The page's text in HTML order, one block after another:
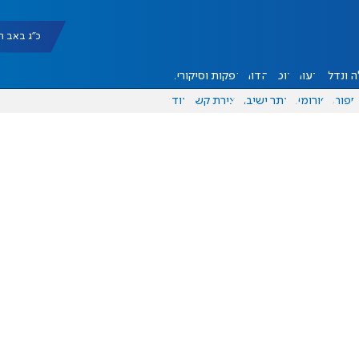
כ"ג באב תשפ"ו
ונדל"ן דעות אוכל יהדות הפקות וסיקורים
ספורט פורומים אתר ישיבה יצירת קשר עוד